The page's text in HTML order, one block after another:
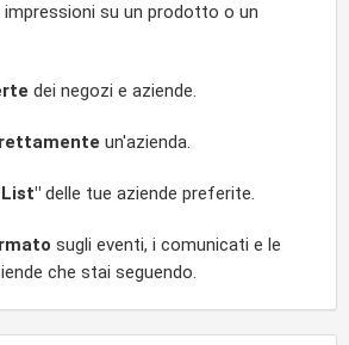
impressioni su un prodotto o un
dei negozi e aziende.
un'azienda.
delle tue aziende preferite.
sugli eventi, i comunicati e le
che stai seguendo.